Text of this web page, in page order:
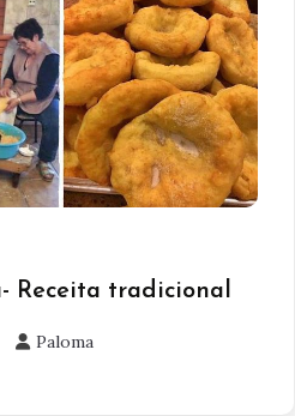
Receita tradicional
Paloma